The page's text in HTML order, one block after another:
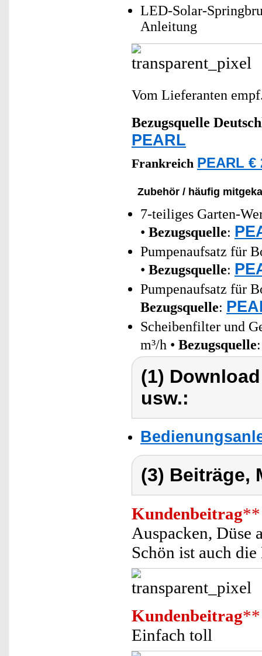
LED-Solar-
Anleitung
Vom Lieferanten
Bezugsquelle
PEARL
Frankreich PEARL €
Zubehör / häufig
7-teiliges Garten-
• Bezugsquelle:
Pumpenaufsatz für
• Bezugsquelle:
Pumpenaufsatz für
Bezugsquelle:
Scheibenfilter und
m³/h • Bezugsquelle
(1)
usw.:
(3) Beiträge,
Kundenbeitrag**
Auspacken, Düse
Schön ist auch
Kundenbeitrag**
Einfach toll